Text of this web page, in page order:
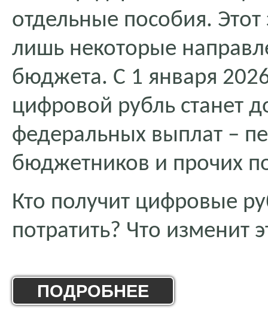
отдельные пособия. Этот
лишь некоторые
бюджета. С 1 января
цифровой рубль станет
федеральных выплат –
бюджетников и прочих
Кто получит цифровые
потратить? Что изменит
ПОДРОБНЕЕ